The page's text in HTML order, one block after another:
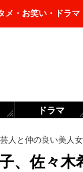
メ・お笑い・ドラ
人と仲の良い美人
、佐々
ドラマ